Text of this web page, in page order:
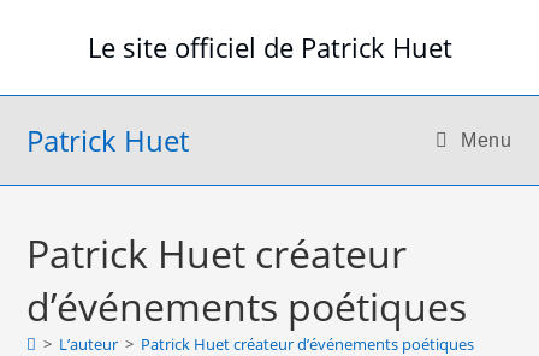
Le site officiel de Patrick Huet
Patrick Huet Menu
Patrick Huet créateur
d’événements poétiques
> L’auteur > Patrick Huet créateur d’événements poétiques